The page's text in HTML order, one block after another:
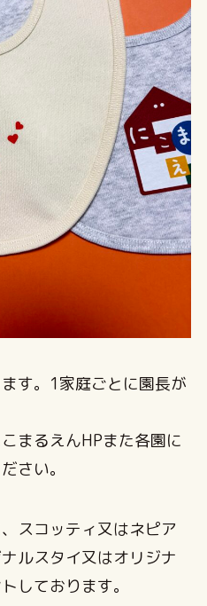
す。1家庭ごとに園長が
まるえんHPまた各園に
さい。
スコッティ又はネピア
ルスタイ又はオリジナ
しております。